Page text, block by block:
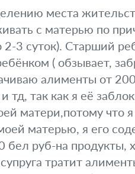
места
с матерью по
2-3 суток). Старший
( обзывает,
алименты от
так как я её
матери,потому что
матерью, я его
бел руб-на продукты,
тратит